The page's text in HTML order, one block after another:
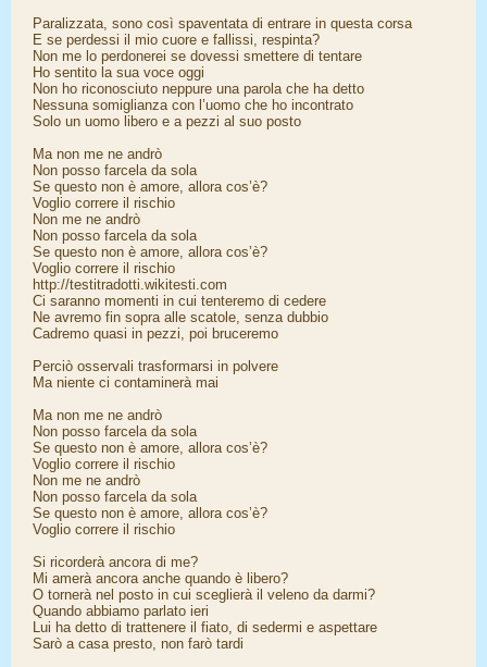
Paralizzata, sono così spaventata di entrare in questa corsa
E se perdessi il mio cuore e fallissi, respinta?
Non me lo perdonerei se dovessi smettere di tentare
Ho sentito la sua voce oggi
Non ho riconosciuto neppure una parola che ha detto
Nessuna somiglianza con l’uomo che ho incontrato
Solo un uomo libero e a pezzi al suo posto
Ma non me ne andrò
Non posso farcela da sola
Se questo non è amore, allora cos’è?
Voglio correre il rischio
Non me ne andrò
Non posso farcela da sola
Se questo non è amore, allora cos’è?
Voglio correre il rischio
http://testitradotti.wikitesti.com
Ci saranno momenti in cui tenteremo di cedere
Ne avremo fin sopra alle scatole, senza dubbio
Cadremo quasi in pezzi, poi bruceremo
Perciò osservali trasformarsi in polvere
Ma niente ci contaminerà mai
Ma non me ne andrò
Non posso farcela da sola
Se questo non è amore, allora cos’è?
Voglio correre il rischio
Non me ne andrò
Non posso farcela da sola
Se questo non è amore, allora cos’è?
Voglio correre il rischio
Si ricorderà ancora di me?
Mi amerà ancora anche quando è libero?
O tornerà nel posto in cui sceglierà il veleno da darmi?
Quando abbiamo parlato ieri
Lui ha detto di trattenere il fiato, di sedermi e aspettare
Sarò a casa presto, non farò tardi